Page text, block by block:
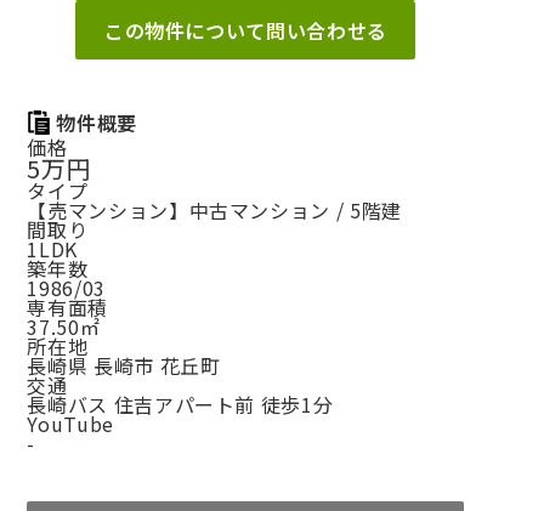
この物件について問い合わせる
物件概要
価格
5万円
タイプ
【売マンション】中古マンション / 5階建
間取り
1LDK
築年数
1986/03
専有面積
37.50㎡
所在地
長崎県 長崎市 花丘町
交通
長崎バス 住吉アパート前 徒歩1分
YouTube
-